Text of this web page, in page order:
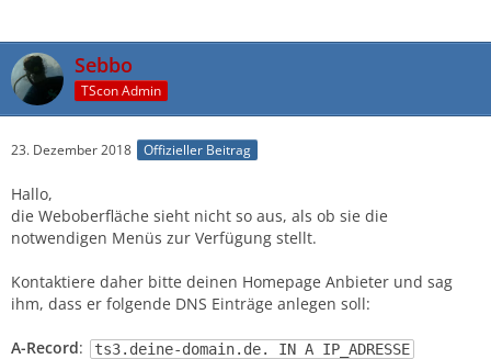
Sebbo
TScon Admin
23. Dezember 2018 Offizieller Beitrag
Hallo,
die Weboberfläche sieht nicht so aus, als ob sie die
notwendigen Menüs zur Verfügung stellt.
Kontaktiere daher bitte deinen Homepage Anbieter und sag
ihm, dass er folgende DNS Einträge anlegen soll:
A-Record: ts3.deine-domain.de. IN A IP_ADRESSE